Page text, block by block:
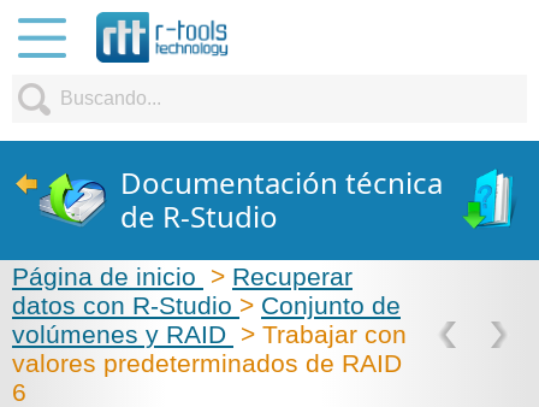
Documentación técnica
de R-Studio
Página de inicio > Recuperar
datos con R-Studio > Conjunto de
volúmenes y RAID > Trabajar con
valores predeterminados de RAID
6